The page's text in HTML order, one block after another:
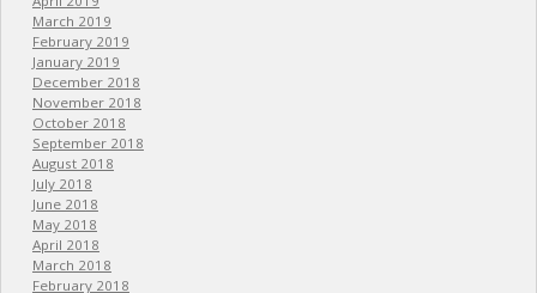
March 2019
February 2019
January 2019
December 2018
November 2018
October 2018
September 2018
August 2018
July 2018
June 2018
May 2018
April 2018
March 2018
February 2018